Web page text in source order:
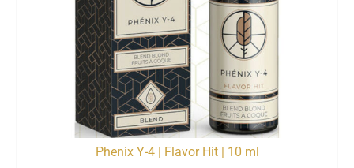
Phenix Y-4 | Flavor Hit | 10 ml